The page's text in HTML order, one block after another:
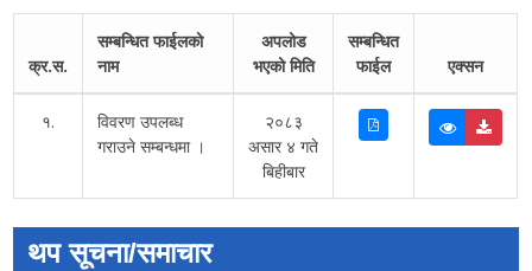
क्र.स.
सम्बन्धित फाईलको
नाम
अपलोड
भएको मिति
सम्बन्धित
फाईल
एक्सन
१.
विवरण उपलब्ध
गराउने सम्बन्धमा ।
२०८३
असार ४ गते
बिहीबार
थप सूचना/समाचार